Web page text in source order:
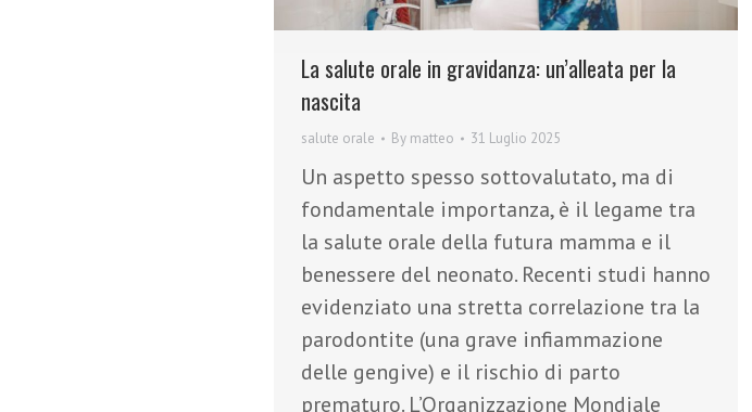
La salute orale in gravidanza: un’alleata per la
nascita
salute orale By matteo 31 Luglio 2025
Un aspetto spesso sottovalutato, ma di
fondamentale importanza, è il legame tra
la salute orale della futura mamma e il
benessere del neonato. Recenti studi hanno
evidenziato una stretta correlazione tra la
parodontite (una grave infiammazione
delle gengive) e il rischio di parto
prematuro. L’Organizzazione Mondiale